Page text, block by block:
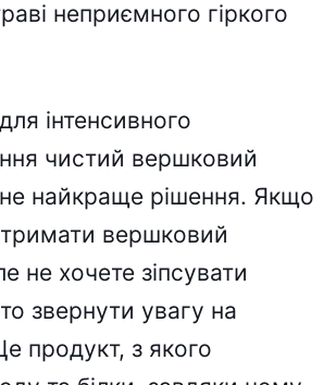
неприємного гіркого
інтенсивного
чистий вершковий
найкраще рішення. Якщо
вершковий
не хочете зіпсувати
звернути увагу на
продукт, з якого